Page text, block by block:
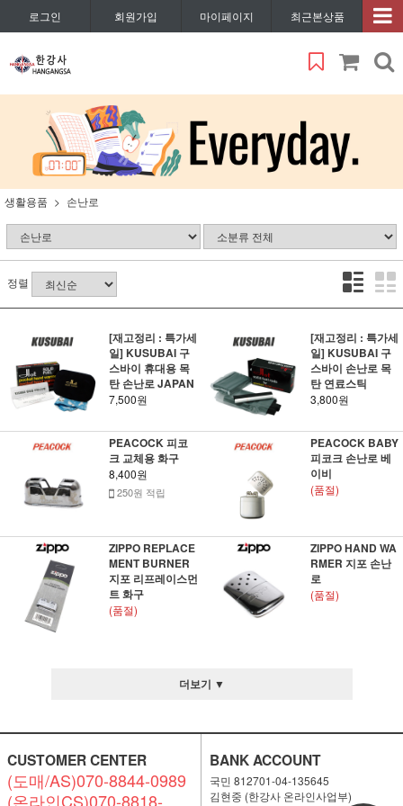
로그인 회원가입 마이페이지 최근본상품
생활용품 손난로
정렬
[재고정리 : 특가세
일] KUSUBAI 구
스바이 휴대용 목
탄 손난로 JAPAN
7,500원
[재고정리 : 특가세
일] KUSUBAI 구
스바이 손난로 목
탄 연료스틱
3,800원
PEACOCK 피코
크 교체용 화구
8,400원
250원 적립
PEACOCK BABY
피코크 손난로 베
이비
(품절)
ZIPPO REPLACE
MENT BURNER
지포 리프레이스먼
트 화구
(품절)
ZIPPO HAND WA
RMER 지포 손난
로
(품절)
더보기 ▼
CUSTOMER CENTER
(도매/AS)070-8844-0989
(온라인CS)070-8818-
BANK ACCOUNT
국민 812701-04-135645
김현중 (한강사 온라인사업부)